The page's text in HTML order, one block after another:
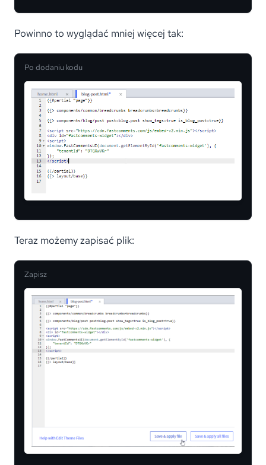
Powinno to wyglądać mniej więcej tak:
Po dodaniu kodu
Teraz możemy zapisać plik:
Zapisz